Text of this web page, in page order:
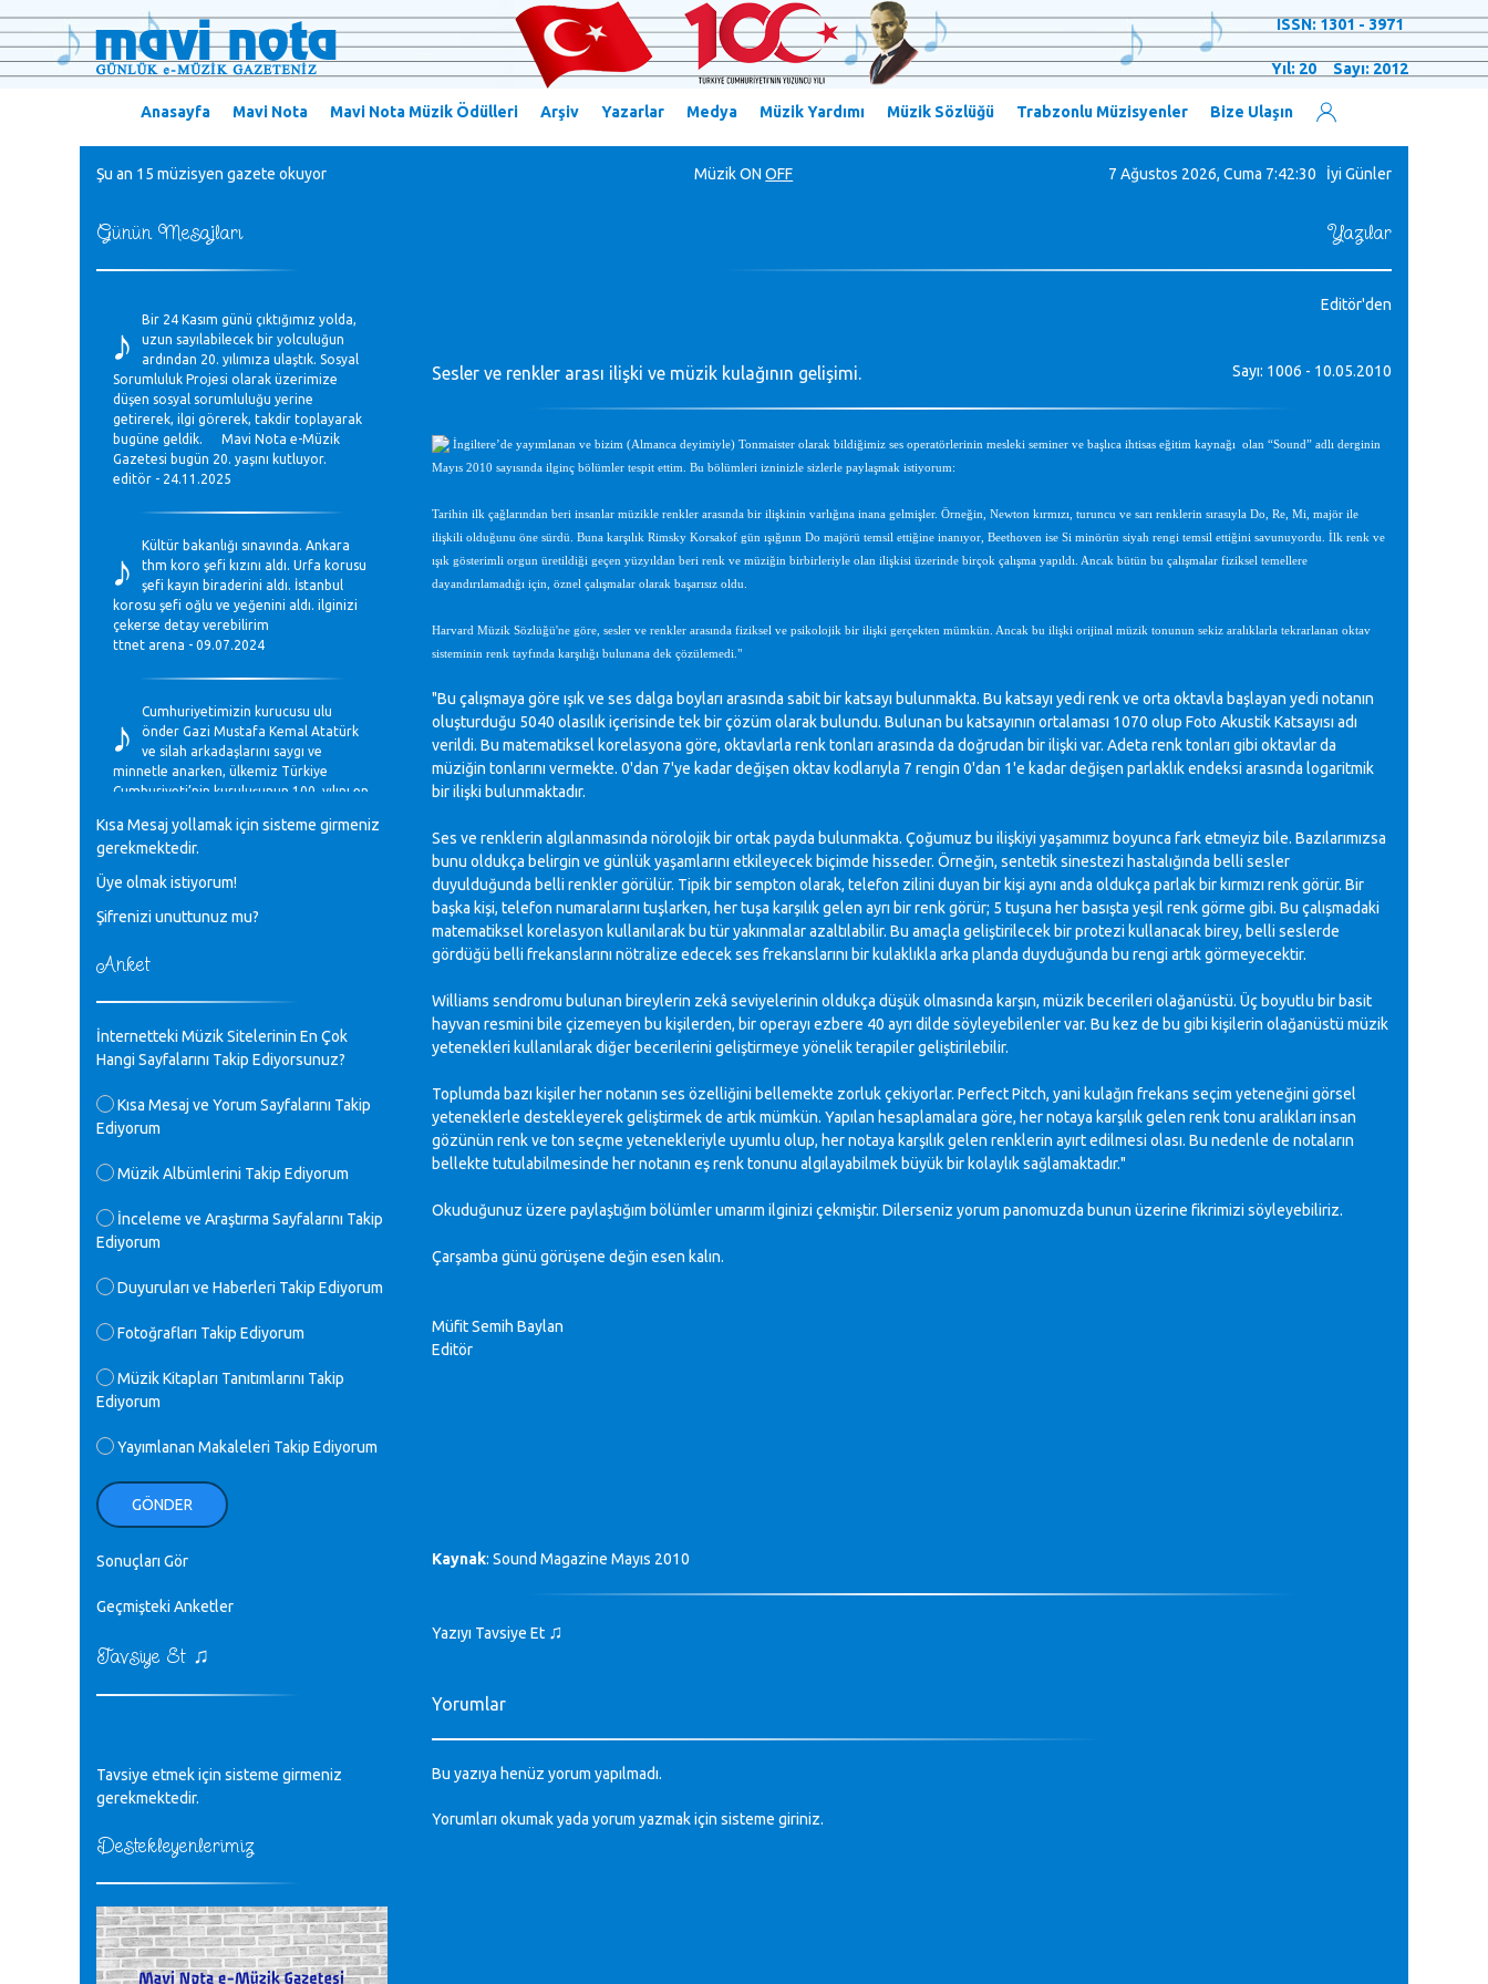
ISSN: 1301 - 3971
Yıl: 20 Sayı: 2012
Anasayfa Mavi Nota Mavi Nota Müzik Ödülleri Arşiv Yazarlar Medya Müzik Yardımı Müzik Sözlüğü Trabzonlu Müzisyenler Bize Ulaşın
Şu an 15 müzisyen gazete okuyor MüzikON OFF 7 Ağustos 2026, Cuma 7:42:31 İyi Günler
Günün Mesajları
♪
Bir 24 Kasım günü çıktığımız yolda,
uzun sayılabilecek bir yolculuğun
ardından 20. yılımıza ulaştık. Sosyal
Sorumluluk Projesi olarak üzerimize
düşen sosyal sorumluluğu yerine
getirerek, ilgi görerek, takdir toplayarak
bugüne geldik. Mavi Nota e-Müzik
Gazetesi bugün 20. yaşını kutluyor.
editör - 24.11.2025
♪
Kültür bakanlığı sınavında. Ankara
thm koro şefi kızını aldı. Urfa korusu
şefi kayın biraderini aldı. İstanbul
korosu şefi oğlu ve yeğenini aldı. ilginizi
çekerse detay verebilirim
ttnet arena - 09.07.2024
♪
Cumhuriyetimizin kurucusu ulu
önder Gazi Mustafa Kemal Atatürk
ve silah arkadaşlarını saygı ve
minnetle anarken, ülkemiz Türkiye
Cumhuriyeti’nin kuruluşunun 100. yılını en
Mavi Nota - 28.10.2023
♪
Müzik Bölümlerinin Eğitim
Gülşah Sargın Kaptaş - 28.10.2023
♪
Mavi Nota - 07.02.2023
♪
30 yıl sonra karşılaşmak çok güzel
Kurtuluş, teveccüh etmişsin çok
verirsen sevinirim, selamlar, sevgiler.
♪
yıllarımda özel radyo yayıncılığı
ödülüne layık görülmüştüm evde yıllar
arayayım dediğimde ikinci büyük şoku
yaşadım 1994 de verdiği ödülü değerli
hocam arşivinde fotoğraf larımız ile
emek emeği geçen herkese en derin
ellerinden benim için öpün.
Kurtuluş Çelebi - 07.01.2023
♪
Mavi Nota - 24.11.2022
♪
Biliyorum Cüneyt bey, yazımda da
♪
sayın müfit bey bilgilerinizi kontrol
edi 6440 sayılı cso kurulrş kanununda
Kısa Mesaj yollamak için sisteme girmeniz
gerekmektedir.
Üye olmak istiyorum!
Şifrenizi unuttunuz mu?
Anket
İnternetteki Müzik Sitelerinin En Çok
Hangi Sayfalarını Takip Ediyorsunuz?
Kısa Mesaj ve Yorum Sayfalarını Takip
Ediyorum
Müzik Albümlerini Takip Ediyorum
İnceleme ve Araştırma Sayfalarını Takip
Ediyorum
Duyuruları ve Haberleri Takip Ediyorum
Fotoğrafları Takip Ediyorum
Müzik Kitapları Tanıtımlarını Takip
Ediyorum
Yayımlanan Makaleleri Takip Ediyorum
GÖNDER
Sonuçları Gör
Geçmişteki Anketler
Tavsiye Et ♫
Tavsiye etmek için sisteme girmeniz
gerekmektedir.
Destekleyenlerimiz
Yazılar
Editör'den
Sesler ve renkler arası ilişki ve müzik kulağının gelişimi. Sayı: 1006 - 10.05.2010
İngiltere’de yayımlanan ve bizim (Almanca deyimiyle) Tonmaister olarak bildiğimiz ses operatörlerinin mesleki seminer ve başlıca ihtisas eğitim kaynağı
olan “Sound” adlı derginin
Mayıs 2010 sayısında ilginç bölümler tespit ettim. Bu bölümleri izninizle sizlerle paylaşmak istiyorum:
Tarihin ilk çağlarından beri insanlar müzikle renkler arasında bir ilişkinin varlığına inana gelmişler. Örneğin, Newton kırmızı, turuncu ve sarı renklerin sırasıyla Do, Re, Mi, majör ile
ilişkili olduğunu öne sürdü. Buna karşılık Rimsky Korsakof gün ışığının Do majörü temsil ettiğine inanıyor, Beethoven ise Si minörün siyah rengi temsil ettiğini savunuyordu. İlk renk ve
ışık gösterimli orgun üretildiği geçen yüzyıldan beri renk ve müziğin birbirleriyle olan ilişkisi üzerinde birçok çalışma yapıldı. Ancak bütün bu çalışmalar fiziksel temellere
dayandırılamadığı için, öznel çalışmalar olarak başarısız oldu.
Harvard Müzik Sözlüğü'ne göre, sesler ve renkler arasında fiziksel ve psikolojik bir ilişki gerçekten mümkün. Ancak bu ilişki orijinal müzik tonunun sekiz aralıklarla tekrarlanan oktav
sisteminin renk tayfında karşılığı bulunana dek çözülemedi."
"Bu çalışmaya göre ışık ve ses dalga boyları arasında sabit bir katsayı bulunmakta. Bu katsayı yedi renk ve orta oktavla başlayan yedi notanın
oluşturduğu 5040 olasılık içerisinde tek bir çözüm olarak bulundu. Bulunan bu katsayının ortalaması 1070 olup Foto Akustik Katsayısı adı
verildi. Bu matematiksel korelasyona göre, oktavlarla renk tonları arasında da doğrudan bir ilişki var. Adeta renk tonları gibi oktavlar da
müziğin tonlarını vermekte. 0'dan 7'ye kadar değişen oktav kodlarıyla 7 rengin 0'dan 1'e kadar değişen parlaklık endeksi arasında logaritmik
bir ilişki bulunmaktadır.
Ses ve renklerin algılanmasında nörolojik bir ortak payda bulunmakta. Çoğumuz bu ilişkiyi yaşamımız boyunca fark etmeyiz bile. Bazılarımızsa
bunu oldukça belirgin ve günlük yaşamlarını etkileyecek biçimde hisseder. Örneğin, sentetik sinestezi hastalığında belli sesler
duyulduğunda belli renkler görülür. Tipik bir sempton olarak, telefon zilini duyan bir kişi aynı anda oldukça parlak bir kırmızı renk görür. Bir
başka kişi, telefon numaralarını tuşlarken, her tuşa karşılık gelen ayrı bir renk görür; 5 tuşuna her basışta yeşil renk görme gibi. Bu çalışmadaki
matematiksel korelasyon kullanılarak bu tür yakınmalar azaltılabilir. Bu amaçla geliştirilecek bir protezi kullanacak birey, belli seslerde
gördüğü belli frekanslarını nötralize edecek ses frekanslarını bir kulaklıkla arka planda duyduğunda bu rengi artık görmeyecektir.
Williams sendromu bulunan bireylerin zekâ seviyelerinin oldukça düşük olmasında karşın, müzik becerileri olağanüstü. Üç boyutlu bir basit
hayvan resmini bile çizemeyen bu kişilerden, bir operayı ezbere 40 ayrı dilde söyleyebilenler var. Bu kez de bu gibi kişilerin olağanüstü müzik
yetenekleri kullanılarak diğer becerilerini geliştirmeye yönelik terapiler geliştirilebilir.
Toplumda bazı kişiler her notanın ses özelliğini bellemekte zorluk çekiyorlar. Perfect Pitch, yani kulağın frekans seçim yeteneğini görsel
yeteneklerle destekleyerek geliştirmek de artık mümkün. Yapılan hesaplamalara göre, her notaya karşılık gelen renk tonu aralıkları insan
gözünün renk ve ton seçme yetenekleriyle uyumlu olup, her notaya karşılık gelen renklerin ayırt edilmesi olası. Bu nedenle de notaların
bellekte tutulabilmesinde her notanın eş renk tonunu algılayabilmek büyük bir kolaylık sağlamaktadır."
Okuduğunuz üzere paylaştığım bölümler umarım ilginizi çekmiştir. Dilerseniz yorum panomuzda bunun üzerine fikrimizi söyleyebiliriz.
Çarşamba günü görüşene değin esen kalın.
Müfit Semih Baylan
Editör
Kaynak: Sound Magazine Mayıs 2010
Yazıyı Tavsiye Et ♫
Yorumlar
Bu yazıya henüz yorum yapılmadı.
Yorumları okumak yada yorum yazmak için sisteme giriniz.